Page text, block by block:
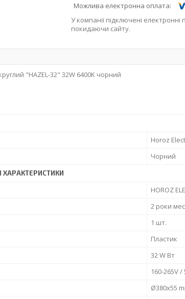
У компанії підключені
покидаючи сайту.
"HAZEL-32" 32W 6400K чорний
Horoz
Чорний
ХАРАКТЕРИСТИКИ
HOROZ
2 роки мес
1 шт.
Пластик
32 W Вт
160-265V /
Ø380x55